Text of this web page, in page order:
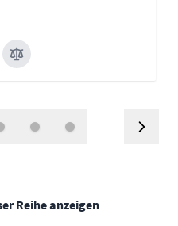
Reihe anzeigen